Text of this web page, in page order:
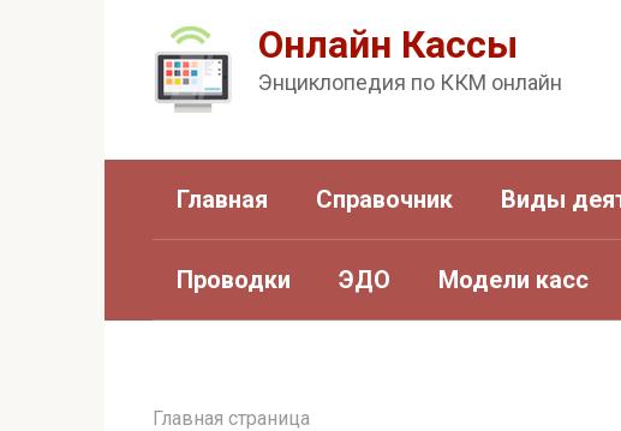
Онлайн Кассы
Энциклопедия по ККМ онлайн
Главная Справочник Виды
Проводки ЭДО Модели касс
Главная страница